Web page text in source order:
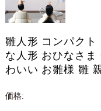
雛人形 コンパクト
な人形 おひなさ
わいい お雛様 雛
価格: